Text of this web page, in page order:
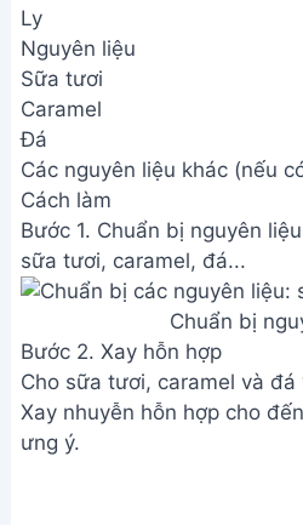
Ly
Nguyên liệu
Sữa tươi
Caramel
Đá
Các nguyên liệu khác (nếu
Cách làm
Bước 1. Chuẩn bị nguyên liệu
sữa tươi, caramel, đá...
Chuẩn bị
Bước 2. Xay hỗn hợp
Cho sữa tươi, caramel và
Xay nhuyễn hỗn hợp cho
ưng ý.